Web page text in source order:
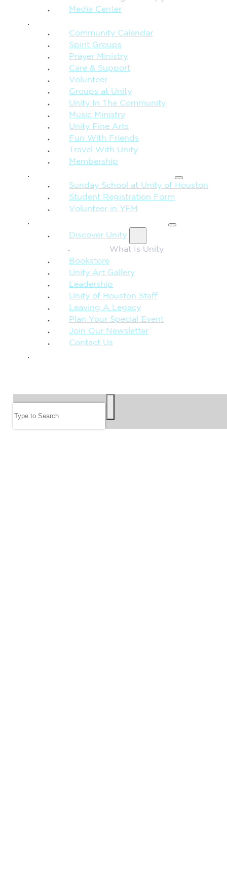
Media Center
Community Calendar
Spirit Groups
Prayer Ministry
Care & Support
Volunteer
Groups at Unity
Unity In The Community
Music Ministry
Unity Fine Arts
Fun With Friends
Travel With Unity
Membership
Sunday School at Unity of Houston
Student Registration Form
Volunteer in YFM
Discover Unity
What Is Unity
Bookstore
Unity Art Gallery
Leadership
Unity of Houston Staff
Leaving A Legacy
Plan Your Special Event
Join Our Newsletter
Contact Us